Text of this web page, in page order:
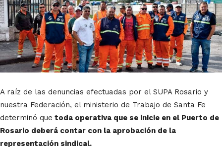
A raíz de las denuncias efectuadas por el SUPA Rosario y
nuestra Federación, el ministerio de Trabajo de Santa Fe
determinó que toda operativa que se inicie en el Puerto de
Rosario deberá contar con la aprobación de la
representación sindical.